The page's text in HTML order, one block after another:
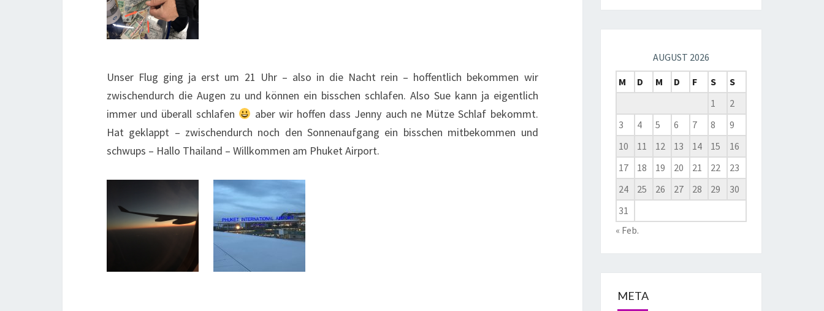
Unser Flug ging ja erst um 21 Uhr – also in die Nacht rein – hoffentlich bekommen wir
zwischendurch die Augen zu und können ein bisschen schlafen. Also Sue kann ja eigentlich
immer und überall schlafen
aber wir hoffen dass Jenny auch ne Mütze Schlaf bekommt.
Hat geklappt – zwischendurch noch den Sonnenaufgang ein bisschen mitbekommen und
schwups – Hallo Thailand – Willkommen am Phuket Airport.
AUGUST 2026
M
D M D F S
S
1
2
3
4 5 6 7 8
9
10
11 12 13 14 15
16
17
18 19 20 21 22
23
24
25 26 27 28 29
30
31
« Feb.
META